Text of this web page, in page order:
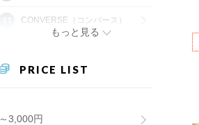
CONVERSE（コンバース）
もっと見る
PRICE LIST
～3,000円